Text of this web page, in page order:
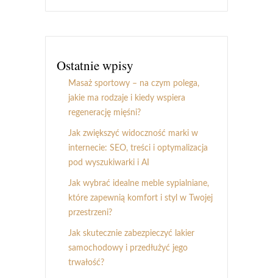
Ostatnie wpisy
Masaż sportowy – na czym polega,
jakie ma rodzaje i kiedy wspiera
regenerację mięśni?
Jak zwiększyć widoczność marki w
internecie: SEO, treści i optymalizacja
pod wyszukiwarki i AI
Jak wybrać idealne meble sypialniane,
które zapewnią komfort i styl w Twojej
przestrzeni?
Jak skutecznie zabezpieczyć lakier
samochodowy i przedłużyć jego
trwałość?